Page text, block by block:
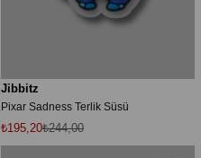
Jibbitz
Pixar Sadness Terlik Süsü
₺195,20₺244,00